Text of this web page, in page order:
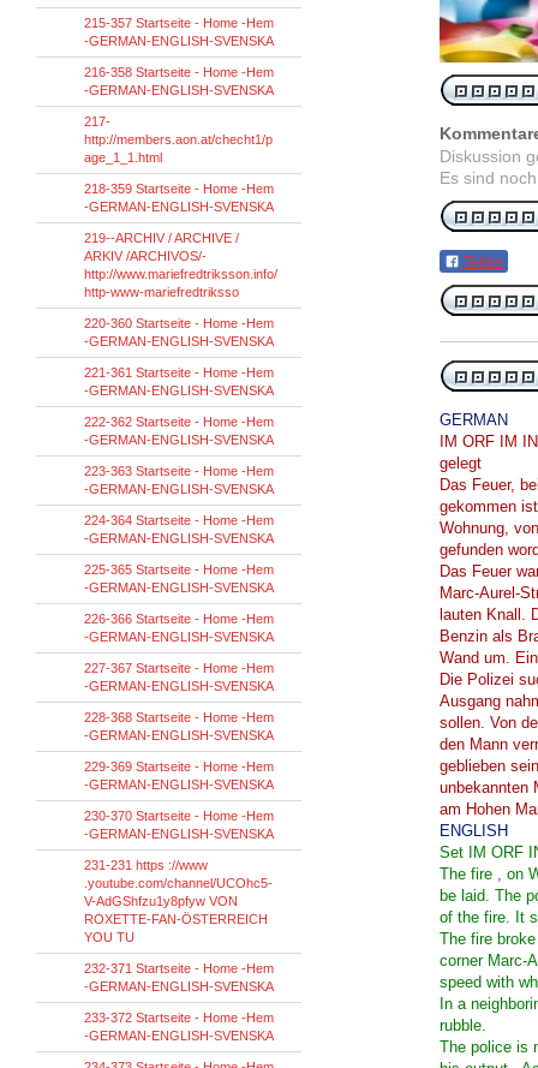
Diskussion
Es sind
Teilen
GERMAN
IM ORF IM
gelegt
Das Feuer,
gekommen
Wohnung,
gefunden
Das Feuer
Marc-Aurel-
lauten Knall.
Benzin als
Wand um.
Die Polizei
Ausgang
sollen. Von
den Mann
geblieben
unbekannten
am Hohen
ENGLISH
Set IM ORF
The fire , on
be laid. The
of the fire. It
The fire
corner Marc-
speed with
In a
rubble.
The police is
215-357 Startseite - Home -Hem
-GERMAN-ENGLISH-SVENSKA
216-358 Startseite - Home -Hem
-GERMAN-ENGLISH-SVENSKA
217-
http://members.aon.at/checht1/p
age_1_1.html
218-359 Startseite - Home -Hem
-GERMAN-ENGLISH-SVENSKA
219--ARCHIV / ARCHIVE /
ARKIV /ARCHIVOS/-
http://www.mariefredtriksson.info/
http-www-mariefredtriksso
220-360 Startseite - Home -Hem
-GERMAN-ENGLISH-SVENSKA
221-361 Startseite - Home -Hem
-GERMAN-ENGLISH-SVENSKA
222-362 Startseite - Home -Hem
-GERMAN-ENGLISH-SVENSKA
223-363 Startseite - Home -Hem
-GERMAN-ENGLISH-SVENSKA
224-364 Startseite - Home -Hem
-GERMAN-ENGLISH-SVENSKA
225-365 Startseite - Home -Hem
-GERMAN-ENGLISH-SVENSKA
226-366 Startseite - Home -Hem
-GERMAN-ENGLISH-SVENSKA
227-367 Startseite - Home -Hem
-GERMAN-ENGLISH-SVENSKA
228-368 Startseite - Home -Hem
-GERMAN-ENGLISH-SVENSKA
229-369 Startseite - Home -Hem
-GERMAN-ENGLISH-SVENSKA
230-370 Startseite - Home -Hem
-GERMAN-ENGLISH-SVENSKA
231-231 https ://www
.youtube.com/channel/UCOhc5-
V-AdGShfzu1y8pfyw VON
ROXETTE-FAN-ÖSTERREICH
YOU TU
232-371 Startseite - Home -Hem
-GERMAN-ENGLISH-SVENSKA
233-372 Startseite - Home -Hem
-GERMAN-ENGLISH-SVENSKA